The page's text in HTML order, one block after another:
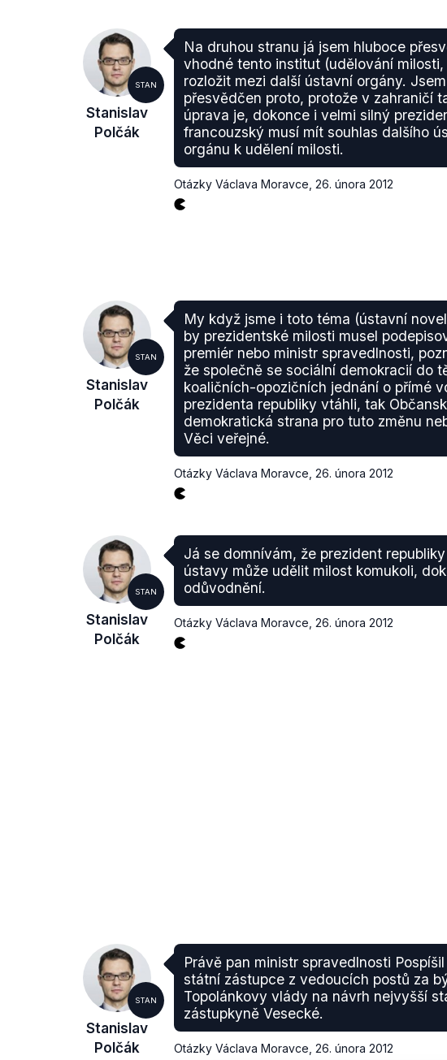
STAN
Stanislav
Polčák
Na druhou stranu já jsem hluboce
vhodné tento institut (udělování milosti,
rozložit mezi další ústavní orgány.
přesvědčen proto, protože v zahraničí
úprava je, dokonce i velmi silný
francouzský musí mít souhlas dalšího
orgánu k udělení milosti.
Otázky Václava Moravce 26. února 2012
STAN
Stanislav
Polčák
My když jsme i toto téma (ústavní
by prezidentské milosti musel
premiér nebo ministr spravedlnosti,
že společně se sociální demokracií do
koaličních-opozičních jednání o přímé
prezidenta republiky vtáhli, tak
demokratická strana pro tuto změnu
Věci veřejné.
Otázky Václava Moravce 26. února 2012
STAN
Stanislav
Polčák
Já se domnívám, že prezident
ústavy může udělit milost komukoli,
odůvodnění.
Otázky Václava Moravce 26. února 2012
STAN
Stanislav
Polčák
Právě pan ministr spravedlnosti
státní zástupce z vedoucích postů za
Topolánkovy vlády na návrh nejvyšší
zástupkyně Vesecké.
Otázky Václava Moravce 26. února 2012